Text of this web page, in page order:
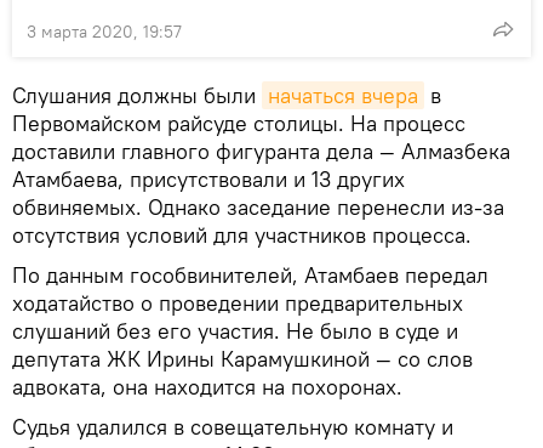
3 марта 2020, 19:57
Слушания должны были начаться вчера в
Первомайском райсуде столицы. На процесс
доставили главного фигуранта дела — Алмазбека
Атамбаева, присутствовали и 13 других
обвиняемых. Однако заседание перенесли из-за
отсутствия условий для участников процесса.
По данным гособвинителей, Атамбаев передал
ходатайство о проведении предварительных
слушаний без его участия. Не было в суде и
депутата ЖК Ирины Карамушкиной — со слов
адвоката, она находится на похоронах.
Судья удалился в совещательную комнату и